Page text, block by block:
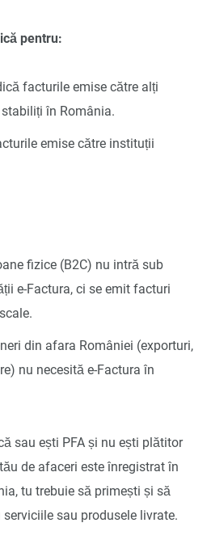
pentru:
facturile emise către alți
în România.
emise către instituții
fizice (B2C) nu intră sub
e-Factura, ci se emit facturi
din afara României (exporturi,
nu necesită e-Factura în
sau ești PFA și nu ești plătitor
de afaceri este înregistrat în
tu trebuie să primești și să
sau produsele livrate.